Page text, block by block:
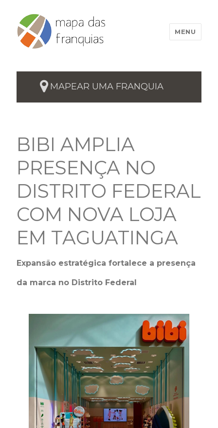
MENU
MAPEAR UMA FRANQUIA
BIBI AMPLIA
PRESENÇA NO
DISTRITO FEDERAL
COM NOVA LOJA
EM TAGUATINGA
Expansão estratégica fortalece a presença
da marca no Distrito Federal